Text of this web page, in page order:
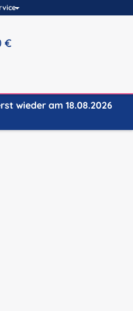
dem Merkzettel
€
wieder am 18.08.2026